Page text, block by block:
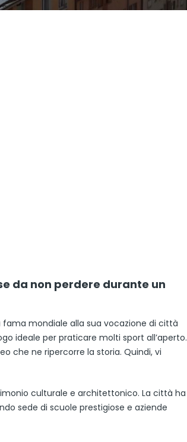
da non perdere durante un
fama mondiale alla sua vocazione di città
ideale per praticare molti sport all’aperto.
che ne ripercorre la storia. Quindi, vi
culturale e architettonico. La città ha
sede di scuole prestigiose e aziende